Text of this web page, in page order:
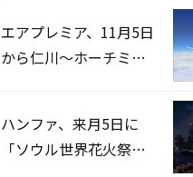
エアプレミア、11月5日
から仁川〜ホーチミン
ハンファ、来月5日に
「ソウル世界花火祭り